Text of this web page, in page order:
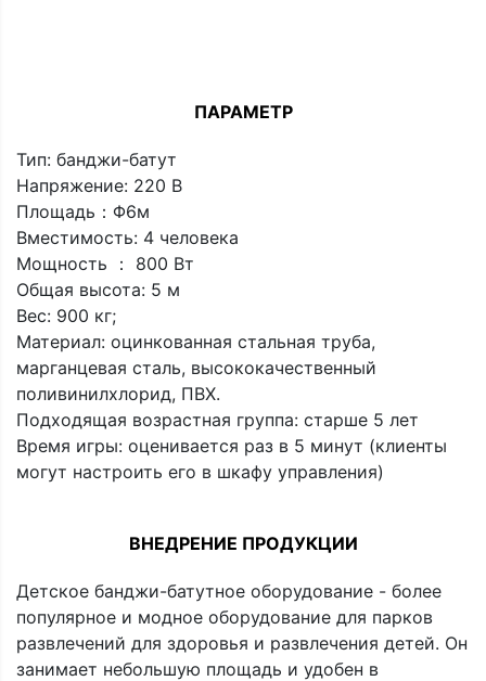
ПАРАМЕТР
Тип: банджи-батут
Напряжение: 220 В
Площадь：Φ6м
Вместимость: 4 человека
Мощность ： 800 Вт
Общая высота: 5 м
Вес: 900 кг;
Материал: оцинкованная стальная труба,
марганцевая сталь, высококачественный
поливинилхлорид, ПВХ.
Подходящая возрастная группа: старше 5 лет
Время игры: оценивается раз в 5 минут (клиенты
могут настроить его в шкафу управления)
ВНЕДРЕНИЕ ПРОДУКЦИИ
Детское банджи-батутное оборудование - более
популярное и модное оборудование для парков
развлечений для здоровья и развлечения детей. Он
занимает небольшую площадь и удобен в